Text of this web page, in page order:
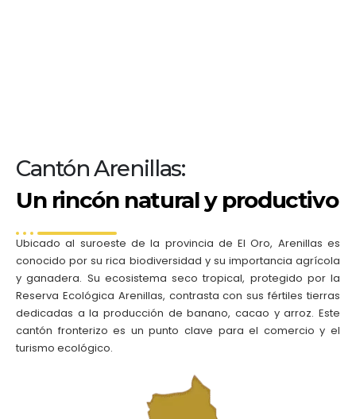
Cantón Arenillas:
Un rincón natural y productivo
Ubicado al suroeste de la provincia de El Oro, Arenillas es
conocido por su rica biodiversidad y su importancia agrícola
y ganadera. Su ecosistema seco tropical, protegido por la
Reserva Ecológica Arenillas, contrasta con sus fértiles tierras
dedicadas a la producción de banano, cacao y arroz. Este
cantón fronterizo es un punto clave para el comercio y el
turismo ecológico.